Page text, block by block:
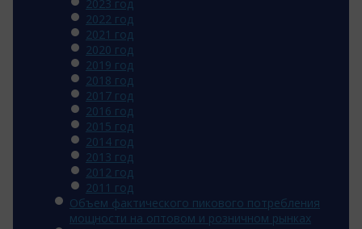
2023 год
2022 год
2021 год
2020 год
2019 год
2018 год
2017 год
2016 год
2015 год
2014 год
2013 год
2012 год
2011 год
Объем фактического пикового потребления
мощности на оптовом и розничном рынках